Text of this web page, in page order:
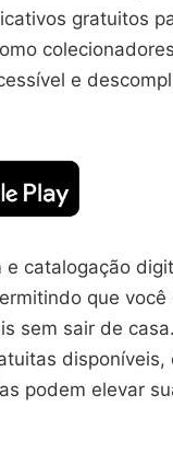
gratuitos
e
catalogação
que você
sem sair de
disponíveis,
podem elevar